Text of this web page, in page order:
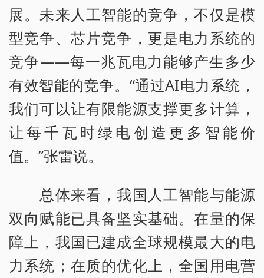
展。未来人工智能的竞争，不仅是模
型竞争、芯片竞争，更是电力系统的
竞争——每一兆瓦电力能够产生多少
有效智能的竞争。“通过AI电力系统，
我们可以让有限能源支撑更多计算，
让每千瓦时绿电创造更多智能价
值。”张雷说。
总体来看，我国人工智能与能源
双向赋能已具备坚实基础。在量的保
障上，我国已建成全球规模最大的电
力系统；在质的优化上，全国用电营